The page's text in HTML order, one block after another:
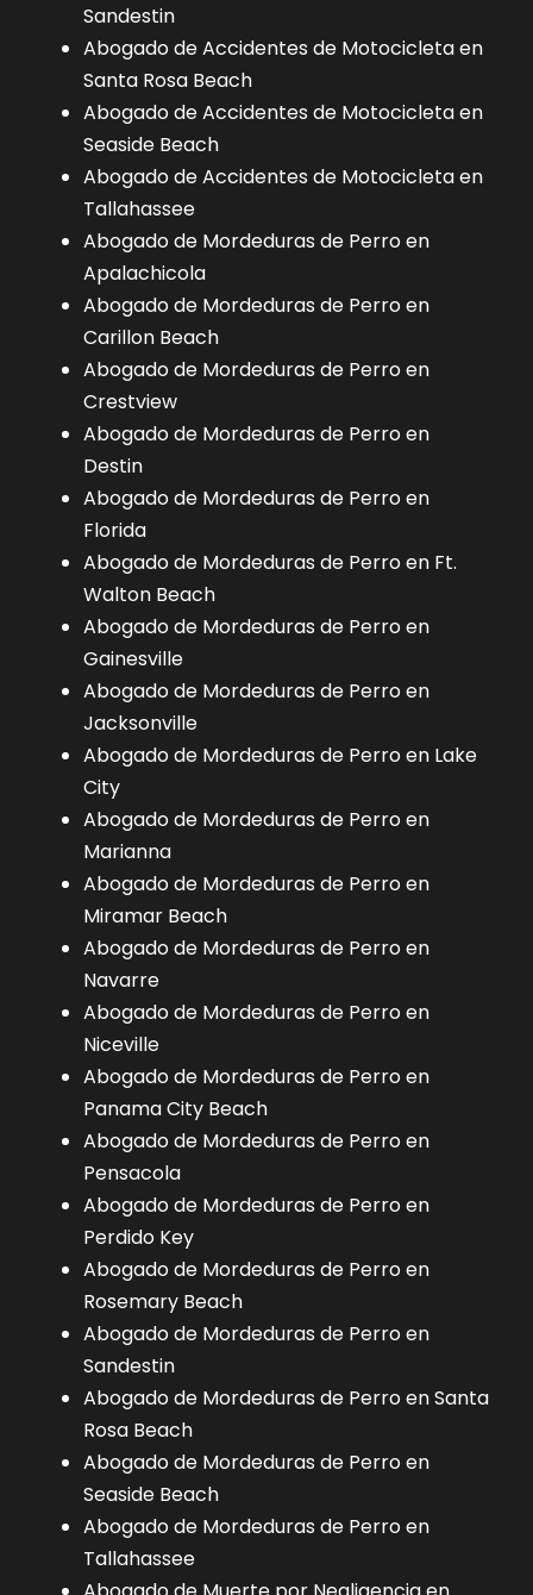
Sandestin
Abogado de Accidentes de Motocicleta en
Santa Rosa Beach
Abogado de Accidentes de Motocicleta en
Seaside Beach
Abogado de Accidentes de Motocicleta en
Tallahassee
Abogado de Mordeduras de Perro en
Apalachicola
Abogado de Mordeduras de Perro en
Carillon Beach
Abogado de Mordeduras de Perro en
Crestview
Abogado de Mordeduras de Perro en
Destin
Abogado de Mordeduras de Perro en
Florida
Abogado de Mordeduras de Perro en Ft.
Walton Beach
Abogado de Mordeduras de Perro en
Gainesville
Abogado de Mordeduras de Perro en
Jacksonville
Abogado de Mordeduras de Perro en Lake
City
Abogado de Mordeduras de Perro en
Marianna
Abogado de Mordeduras de Perro en
Miramar Beach
Abogado de Mordeduras de Perro en
Navarre
Abogado de Mordeduras de Perro en
Niceville
Abogado de Mordeduras de Perro en
Panama City Beach
Abogado de Mordeduras de Perro en
Pensacola
Abogado de Mordeduras de Perro en
Perdido Key
Abogado de Mordeduras de Perro en
Rosemary Beach
Abogado de Mordeduras de Perro en
Sandestin
Abogado de Mordeduras de Perro en Santa
Rosa Beach
Abogado de Mordeduras de Perro en
Seaside Beach
Abogado de Mordeduras de Perro en
Tallahassee